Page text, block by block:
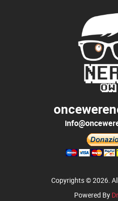
Copyrights © 2026.
Powered By